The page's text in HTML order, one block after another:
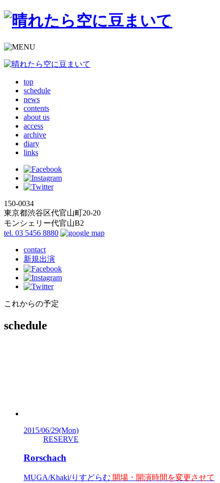
top
schedule
news
contents
about us
access
archive
diary
links
150-0034
東京都渋谷区代官山町20-20
モンシェリー代官山B2
tel. 03 5456 8880
contact
新規出演
これからの予定
schedule
2015/06/29(Mon)
RESERVE
Rorschach
MUGA/Khaki/りすどらむ 開場・開演時間を変更させて